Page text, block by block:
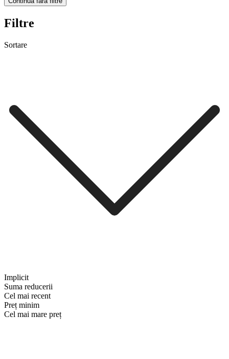
Filtre
Sortare
Implicit
Suma reducerii
Cel mai recent
Preț minim
Cel mai mare preț